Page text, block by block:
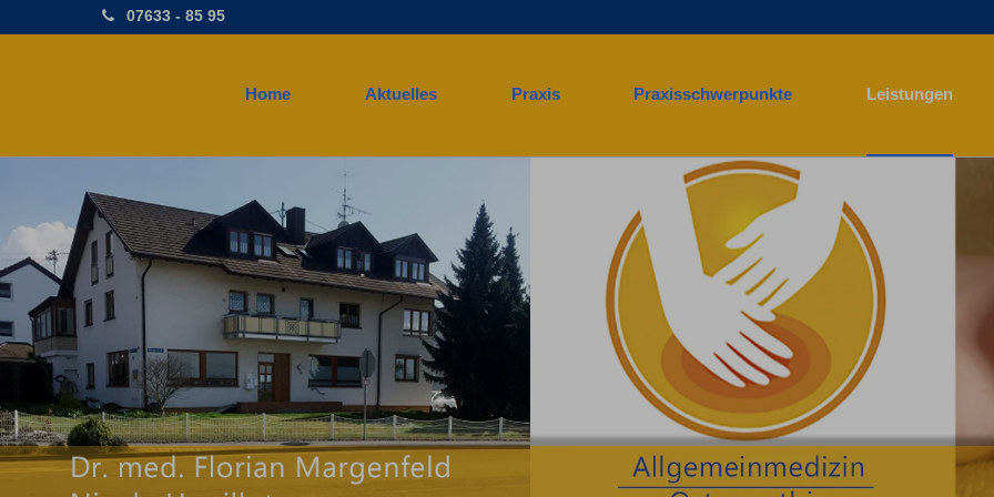
07633 - 85 95
Home Aktuelles Praxis Praxisschwerpunkte Leistungen